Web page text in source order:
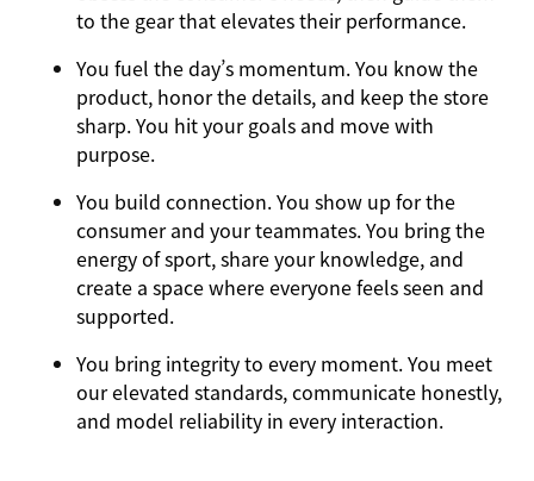
to the gear that elevates their performance.
You fuel the day’s momentum. You know the
product, honor the details, and keep the store
sharp. You hit your goals and move with
purpose.
You build connection. You show up for the
consumer and your teammates. You bring the
energy of sport, share your knowledge, and
create a space where everyone feels seen and
supported.
You bring integrityto every moment. You meet
our elevated standards, communicate honestly,
and model reliability in every interaction.